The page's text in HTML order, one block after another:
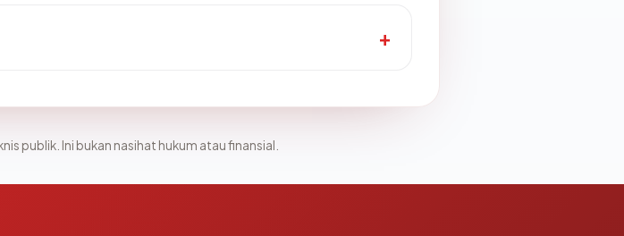
publik. Ini bukan nasihat hukum atau finansial.